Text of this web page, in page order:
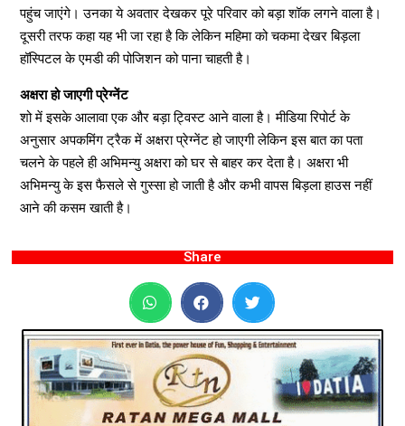
पहुंच जाएंगे। उनका ये अवतार देखकर पूरे परिवार को बड़ा शॉक लगने वाला है।
दूसरी तरफ कहा यह भी जा रहा है कि लेकिन महिमा को चकमा देखर बिड़ला
हॉस्पिटल के एमडी की पोजिशन को पाना चाहती है।
अक्षरा हो जाएगी प्रेग्नेंट
शो में इसके आलावा एक और बड़ा ट्विस्ट आने वाला है। मीडिया रिपोर्ट के
अनुसार अपकमिंग ट्रैक में अक्षरा प्रेग्नेंट हो जाएगी लेकिन इस बात का पता
चलने के पहले ही अभिमन्यु अक्षरा को घर से बाहर कर देता है। अक्षरा भी
अभिमन्यु के इस फैसले से गुस्सा हो जाती है और कभी वापस बिड़ला हाउस नहीं
आने की कसम खाती है।
Share